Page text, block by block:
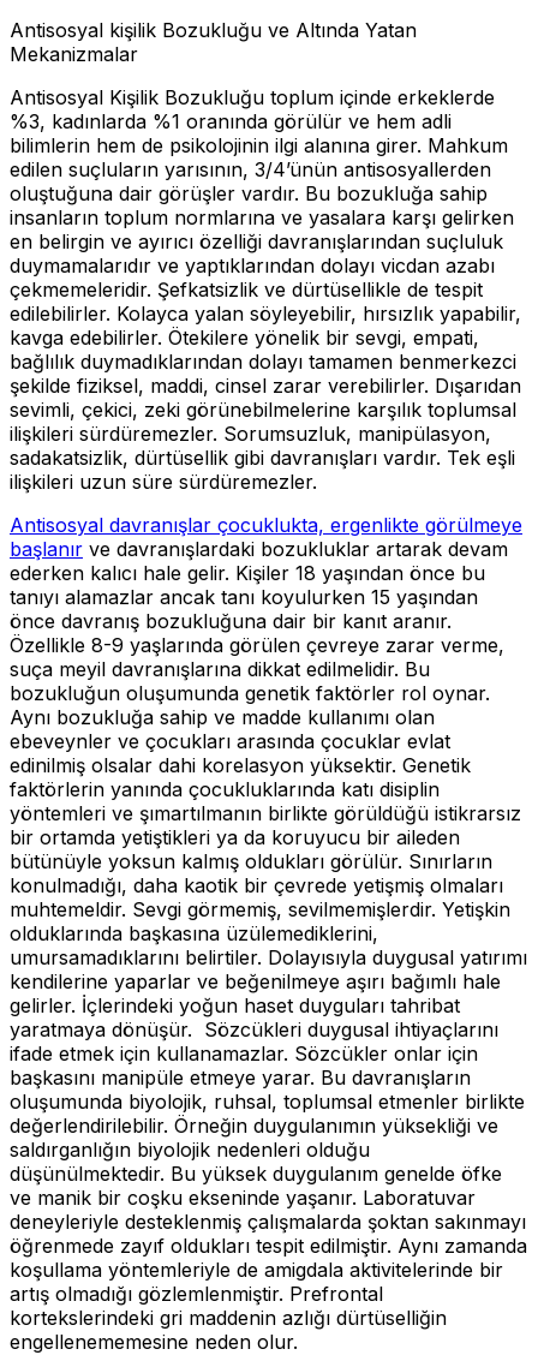
Antisosyal kişilik Bozukluğu ve Altında Yatan
Mekanizmalar
Antisosyal Kişilik Bozukluğu toplum içinde erkeklerde
%3, kadınlarda %1 oranında görülür ve hem adli
bilimlerin hem de psikolojinin ilgi alanına girer. Mahkum
edilen suçluların yarısının, 3/4’ünün antisosyallerden
oluştuğuna dair görüşler vardır. Bu bozukluğa sahip
insanların toplum normlarına ve yasalara karşı gelirken
en belirgin ve ayırıcı özelliği davranışlarından suçluluk
duymamalarıdır ve yaptıklarından dolayı vicdan azabı
çekmemeleridir. Şefkatsizlik ve dürtüsellikle de tespit
edilebilirler. Kolayca yalan söyleyebilir, hırsızlık yapabilir,
kavga edebilirler. Ötekilere yönelik bir sevgi, empati,
bağlılık duymadıklarından dolayı tamamen benmerkezci
şekilde fiziksel, maddi, cinsel zarar verebilirler. Dışarıdan
sevimli, çekici, zeki görünebilmelerine karşılık toplumsal
ilişkileri sürdüremezler. Sorumsuzluk, manipülasyon,
sadakatsizlik, dürtüsellik gibi davranışları vardır. Tek eşli
ilişkileri uzun süre sürdüremezler.
Antisosyal davranışlar çocuklukta, ergenlikte görülmeye
başlanır ve davranışlardaki bozukluklar artarak devam
ederken kalıcı hale gelir. Kişiler 18 yaşından önce bu
tanıyı alamazlar ancak tanı koyulurken 15 yaşından
önce davranış bozukluğuna dair bir kanıt aranır.
Özellikle 8-9 yaşlarında görülen çevreye zarar verme,
suça meyil davranışlarına dikkat edilmelidir. Bu
bozukluğun oluşumunda genetik faktörler rol oynar.
Aynı bozukluğa sahip ve madde kullanımı olan
ebeveynler ve çocukları arasında çocuklar evlat
edinilmiş olsalar dahi korelasyon yüksektir. Genetik
faktörlerin yanında çocukluklarında katı disiplin
yöntemleri ve şımartılmanın birlikte görüldüğü istikrarsız
bir ortamda yetiştikleri ya da koruyucu bir aileden
bütünüyle yoksun kalmış oldukları görülür. Sınırların
konulmadığı, daha kaotik bir çevrede yetişmiş olmaları
muhtemeldir. Sevgi görmemiş, sevilmemişlerdir. Yetişkin
olduklarında başkasına üzülemediklerini,
umursamadıklarını belirtiler. Dolayısıyla duygusal yatırımı
kendilerine yaparlar ve beğenilmeye aşırı bağımlı hale
gelirler. İçlerindeki yoğun haset duyguları tahribat
yaratmaya dönüşür. Sözcükleri duygusal ihtiyaçlarını
ifade etmek için kullanamazlar. Sözcükler onlar için
başkasını manipüle etmeye yarar. Bu davranışların
oluşumunda biyolojik, ruhsal, toplumsal etmenler birlikte
değerlendirilebilir. Örneğin duygulanımın yüksekliği ve
saldırganlığın biyolojik nedenleri olduğu
düşünülmektedir. Bu yüksek duygulanım genelde öfke
ve manik bir coşku ekseninde yaşanır. Laboratuvar
deneyleriyle desteklenmiş çalışmalarda şoktan sakınmayı
öğrenmede zayıf oldukları tespit edilmiştir. Aynı zamanda
koşullama yöntemleriyle de amigdala aktivitelerinde bir
artış olmadığı gözlemlenmiştir. Prefrontal
kortekslerindeki gri maddenin azlığı dürtüselliğin
engellenememesine neden olur.